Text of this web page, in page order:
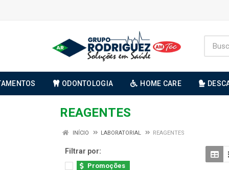
ODONTOLOGIA HOME CARE
REAGENTES
INÍCIO LABORATORIAL REAGENTES
Filtrar por:
Promoções